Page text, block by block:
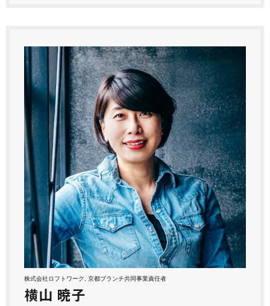
株式会社ロフトワーク, 京都ブランチ共同事業責任者
横山 暁子